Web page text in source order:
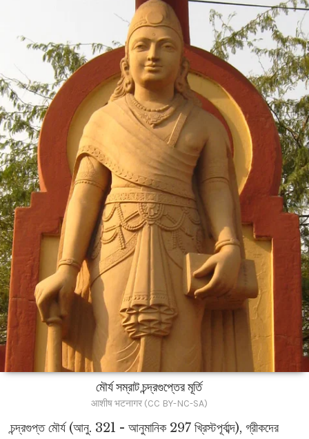
মৌর্য সম্রাট চন্দ্রগুপ্তের মূর্তি
आशीष भटनागर (CC BY-NC-SA)
চন্দ্রগুপ্ত মৌর্য (আনু. 321 - আনুমানিক 297 খ্রিস্টপূর্বাব্দ), গ্রীকদের